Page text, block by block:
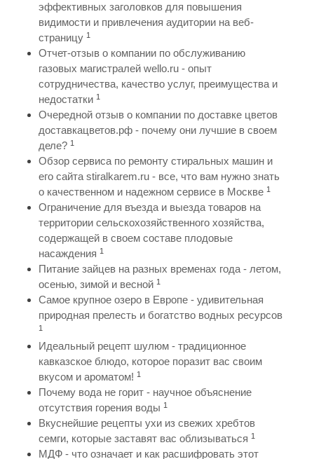
эффективных заголовков для повышения
видимости и привлечения аудитории на веб-
страницу 1
Отчет-отзыв о компании по обслуживанию
газовых магистралей wello.ru - опыт
сотрудничества, качество услуг, преимущества и
недостатки 1
Очередной отзыв о компании по доставке цветов
доставкацветов.рф - почему они лучшие в своем
деле? 1
Обзор сервиса по ремонту стиральных машин и
его сайта stiralkarem.ru - все, что вам нужно знать
о качественном и надежном сервисе в Москве 1
Ограничение для въезда и выезда товаров на
территории сельскохозяйственного хозяйства,
содержащей в своем составе плодовые
насаждения 1
Питание зайцев на разных временах года - летом,
осенью, зимой и весной 1
Самое крупное озеро в Европе - удивительная
природная прелесть и богатство водных ресурсов
1
Идеальный рецепт шулюм - традиционное
кавказское блюдо, которое поразит вас своим
вкусом и ароматом! 1
Почему вода не горит - научное объяснение
отсутствия горения воды 1
Вкуснейшие рецепты ухи из свежих хребтов
семги, которые заставят вас облизываться 1
МДФ - что означает и как расшифровать этот